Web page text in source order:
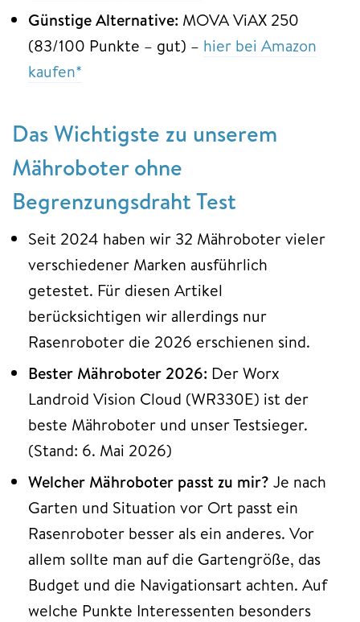
Günstige Alternative: MOVA ViAX 250
(83/100 Punkte – gut) – hier bei Amazon
kaufen*
Das Wichtigste zu unserem
Mähroboter ohne
Begrenzungsdraht Test
Seit 2024 haben wir 32 Mähroboter vieler
verschiedener Marken ausführlich
getestet. Für diesen Artikel
berücksichtigen wir allerdings nur
Rasenroboter die 2026 erschienen sind.
Bester Mähroboter 2026: Der Worx
Landroid Vision Cloud (WR330E) ist der
beste Mähroboter und unser Testsieger.
(Stand: 6. Mai 2026)
Welcher Mähroboter passt zu mir? Je nach
Garten und Situation vor Ort passt ein
Rasenroboter besser als ein anderes. Vor
allem sollte man auf die Gartengröße, das
Budget und die Navigationsart achten. Auf
welche Punkte Interessenten besonders